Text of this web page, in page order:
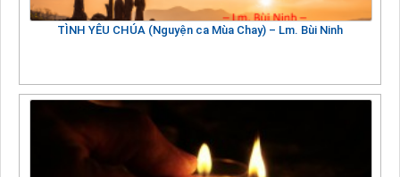
TÌNH YÊU CHÚA (Nguyện ca Mùa Chay) – Lm. Bùi Ninh